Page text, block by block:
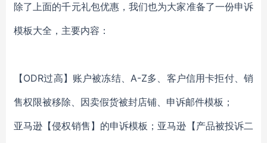
除了上面的千元礼包优惠，我们也为大家准备了一份申诉
模板大全，主要内容：
【ODR过高】账户被冻结、A-Z多、客户信用卡拒付、销
售权限被移除、因卖假货被封店铺、申诉邮件模板；
亚马逊【侵权销售】的申诉模板；亚马逊【产品被投诉二